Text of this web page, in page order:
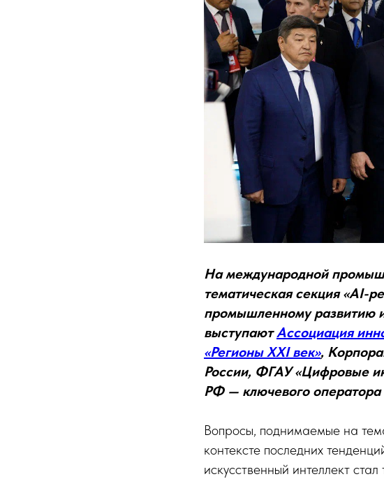
На международной
тематическая секция «AI-
промышленному развитию
выступаютАссоциация
«Регионы XXI век»,
России, ФГАУ «Цифровые
РФ — ключевого
Вопросы, поднимаемые на
контексте последних
искусственный интеллект